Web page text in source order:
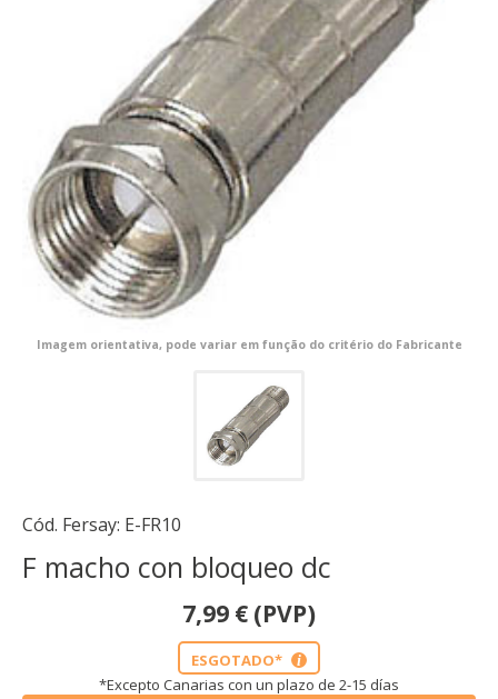
Imagem orientativa, pode variar em função do critério do Fabricante
Cód. Fersay: E-FR10
F macho con bloqueo dc
7,99 € (PVP)
ESGOTADO* i
*Excepto Canarias con un plazo de 2-15 días